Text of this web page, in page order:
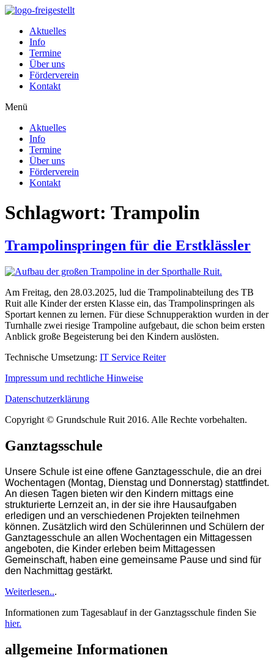
Zum
wechselnAktuelles
Info
Termine
Über uns
Förderverein
Kontakt
Menü
Aktuelles
Info
Termine
Über uns
Förderverein
Kontakt
Schlagwort: Trampolin
Trampolinspringen für die Erstklässler
Am Freitag, den 28.03.2025, lud die Trampolinabteilung des TB
Ruit alle Kinder der ersten Klasse ein, das Trampolinspringen als
Sportart kennen zu lernen. Für diese Schnupperaktion wurden in der
Turnhalle zwei riesige Trampoline aufgebaut, die schon beim ersten
Anblick große Begeisterung bei den Kindern auslösten.
Technische Umsetzung: IT Service Reiter
Impressum und rechtliche Hinweise
Datenschutzerklärung
Copyright © Grundschule Ruit 2016. Alle Rechte vorbehalten.
Ganztagsschule
Unsere Schule ist eine offene Ganztagesschule, die an drei
Wochentagen (Montag, Dienstag und Donnerstag) stattfindet.
An diesen Tagen bieten wir den Kindern mittags eine
strukturierte Lernzeit an, in der sie ihre Hausaufgaben
erledigen und an verschiedenen Projekten teilnehmen
können. Zusätzlich wird den Schülerinnen und Schülern der
Ganztagesschule an allen Wochentagen ein Mittagessen
angeboten, die Kinder erleben beim Mittagessen
Gemeinschaft, haben eine gemeinsame Pause und sind für
den Nachmittag gestärkt.
Weiterlesen...
Informationen zum Tagesablauf in der Ganztagsschule finden Sie
hier.
allgemeine Informationen